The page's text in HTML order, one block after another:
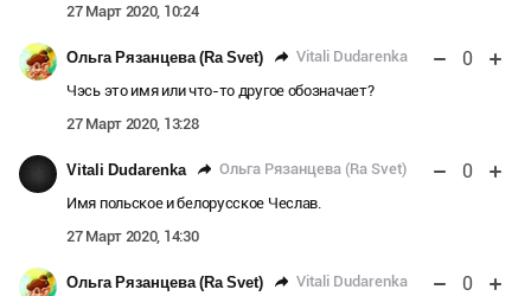
27 Март 2020, 10:24
Ольга Рязанцева (Ra Svet) Vitali Dudarenka 0
Чэсь это имя или что-то другое обозначает?
27 Март 2020, 13:28
Vitali Dudarenka Ольга Рязанцева (Ra Svet) 0
Имя польское и белорусское Чеслав.
27 Март 2020, 14:30
Ольга Рязанцева (Ra Svet) Vitali Dudarenka 0